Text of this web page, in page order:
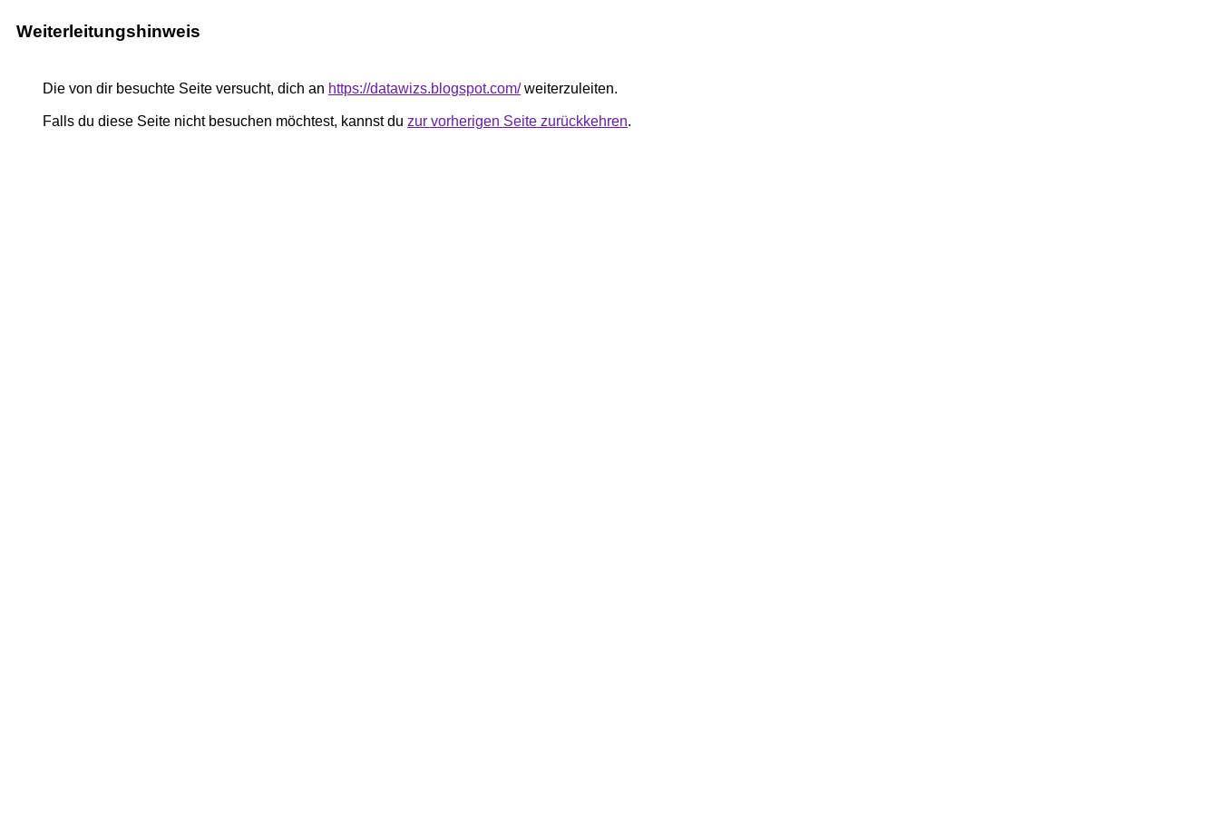
Weiterleitungshinweis
Die von dir besuchte Seite versucht, dich an https://datawizs.blogspot.com/weiterzuleiten.
Falls du diese Seite nicht besuchen möchtest, kannst du zur vorherigen Seite zurückkehren.